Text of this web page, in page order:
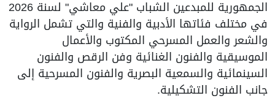
الجمهورية للمبدعين الشباب "علي معاشي" لسنة 2026
في مختلف فئاتها الأدبية والفنية والتي تشمل الرواية
والشعر والعمل المسرحي المكتوب والأعمال
الموسيقية والفنون الغنائية وفن الرقص والفنون
السينمائية والسمعية البصرية والفنون المسرحية إلى
جانب الفنون التشكيلية.